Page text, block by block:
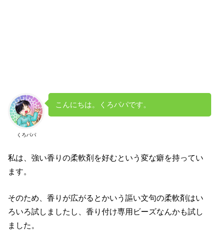
くろパパ
こんにちは。くろパパです。
私は、強い香りの柔軟剤を好むという変な癖を持ってい
ます。
そのため、香りが広がるとかいう謳い文句の柔軟剤はい
ろいろ試しましたし、香り付け専用ビーズなんかも試し
ました。